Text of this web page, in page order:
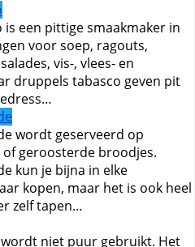
is een pittige smaakmaker in
voor soep, ragouts,
vis-, vlees- en
druppels tabasco geven pit
wordt geserveerd op
geroosterde broodjes.
kun je bijna in elke
kopen, maar het is ook heel
zelf tapen…
wordt niet puur gebruikt. Het